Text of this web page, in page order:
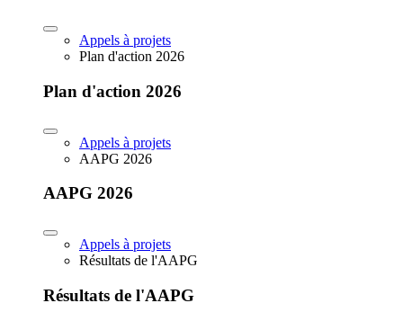
Appels à projets
Plan d'action 2026
Plan d'action 2026
Appels à projets
AAPG 2026
AAPG 2026
Appels à projets
Résultats de l'AAPG
Résultats de l'AAPG